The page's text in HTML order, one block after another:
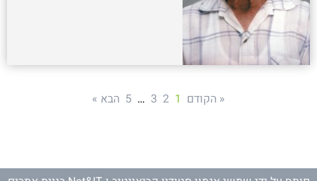
« הקודם 1
2
3
…
5 הבא »